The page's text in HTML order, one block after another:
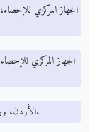
- الأردن، وزارة الصحة، الإستراتيجية الصحية الوطنية 2006-2010م.